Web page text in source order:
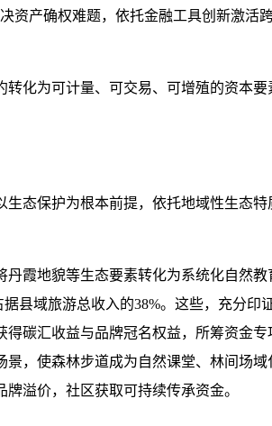
产确权难题，依托金融工具创新激活
化为可计量、可交易、可增殖的资本
态保护为根本前提，依托地域性生态
霞地貌等生态要素转化为系统化自然
县域旅游总收入的38%。这些，充分
碳汇收益与品牌冠名权益，所筹资金
，使森林步道成为自然课堂、林间场
溢价，社区获取可持续传承资金。